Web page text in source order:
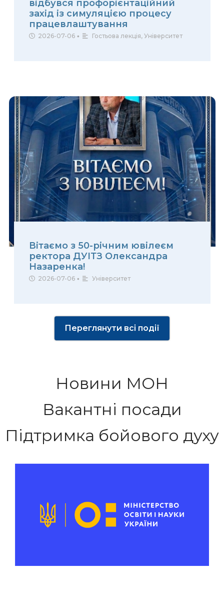
відбувся профорієнтаційний
захід із симуляцією процесу
працевлаштування
2026-07-06 • Гостьова лекція, Університет
Вітаємо з 50-річним ювілеєм
ректора ДУІТЗ Олександра
Назаренка!
2026-07-06 • Університет
Переглянути всі події
Новини МОН
Вакантні посади
Підтримка бойового духу